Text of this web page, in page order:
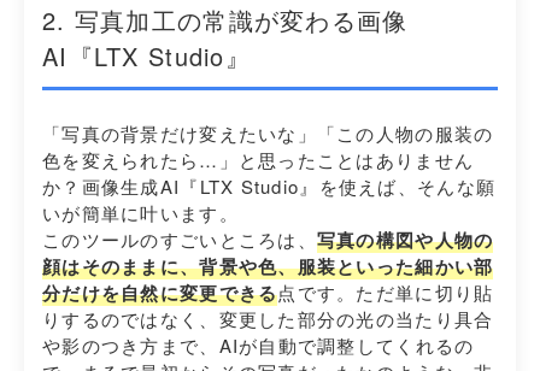
2. 写真加工の常識が変わる画像
AI『LTX Studio』
「写真の背景だけ変えたいな」「この人物の服装の
色を変えられたら…」と思ったことはありません
か？画像生成AI『LTX Studio』を使えば、そんな願
いが簡単に叶います。
このツールのすごいところは、 写真の構図や人物の
顔はそのままに、背景や色、服装といった細かい部
分だけを自然に変更できる点です。ただ単に切り貼
りするのではなく、変更した部分の光の当たり具合
や影のつき方まで、AIが自動で調整してくれるの